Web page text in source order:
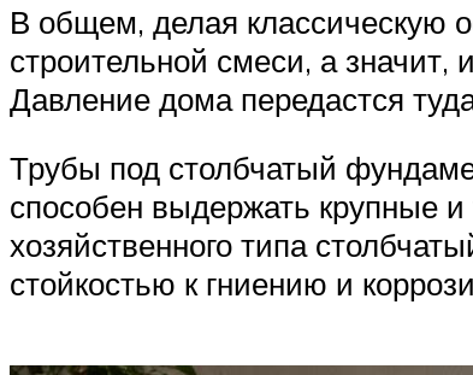
В общем, делая классическую
строительной смеси, а значит,
Давление дома передастся
Трубы под столбчатый
способен выдержать крупные
хозяйственного типа
стойкостью к гниению и